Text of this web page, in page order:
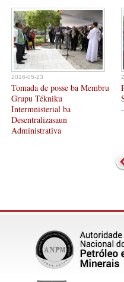
2016-05-23
Tomada de posse ba Membru
Grupu Tékniku
Intermnisterial ba
Desentralizasaun
Administrativa